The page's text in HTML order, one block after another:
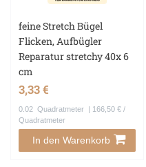
feine Stretch Bügel
Flicken, Aufbügler
Reparatur stretchy 40x 6
cm
3,33 €
0.02 Quadratmeter | 166,50 € /
Quadratmeter
In den Warenkorb